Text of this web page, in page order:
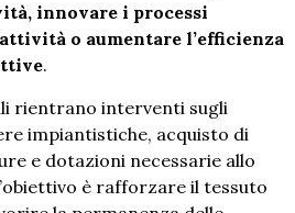
innovare i processi
o aumentare l’efficienza
.
rientrano interventi sugli
impiantistiche, acquisto di
e dotazioni necessarie allo
è rafforzare il tessuto